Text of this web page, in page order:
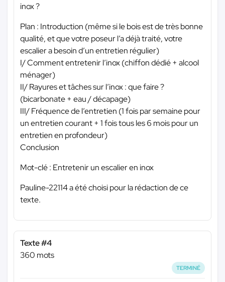
inox ?
Plan : Introduction (même si le bois est de très bonne
qualité, et que votre poseur l’a déjà traité, votre
escalier a besoin d’un entretien régulier)
I/ Comment entretenir l’inox (chiffon dédié + alcool
ménager)
II/ Rayures et tâches sur l’inox : que faire ?
(bicarbonate + eau / décapage)
III/ Fréquence de l’entretien (1 fois par semaine pour
un entretien courant + 1 fois tous les 6 mois pour un
entretien en profondeur)
Conclusion
Mot-clé : Entretenir un escalier en inox
Pauline-22114 a été choisi pour la rédaction de ce
texte.
Texte #4
360 mots
TERMINÉ